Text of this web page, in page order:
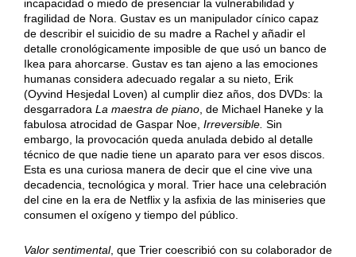
incapacidad o miedo de presenciar la vulnerabilidad y
fragilidad de Nora. Gustav es un manipulador cínico capaz
de describir el suicidio de su madre a Rachel y añadir el
detalle cronológicamente imposible de que usó un banco de
Ikea para ahorcarse. Gustav es tan ajeno a las emociones
humanas considera adecuado regalar a su nieto, Erik
(Oyvind Hesjedal Loven) al cumplir diez años, dos DVDs: la
desgarradora La maestra de piano, de Michael Haneke y la
fabulosa atrocidad de Gaspar Noe, Irreversible. Sin
embargo, la provocación queda anulada debido al detalle
técnico de que nadie tiene un aparato para ver esos discos.
Esta es una curiosa manera de decir que el cine vive una
decadencia, tecnológica y moral. Trier hace una celebración
del cine en la era de Netflix y la asfixia de las miniseries que
consumen el oxígeno y tiempo del público.
Valor sentimental, que Trier coescribió con su colaborador de